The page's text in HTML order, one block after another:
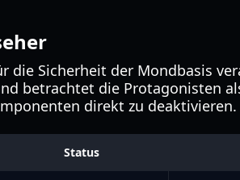
die Sicherheit der Mondbasis
betrachtet die Protagonisten
direkt zu deaktivieren.
Status